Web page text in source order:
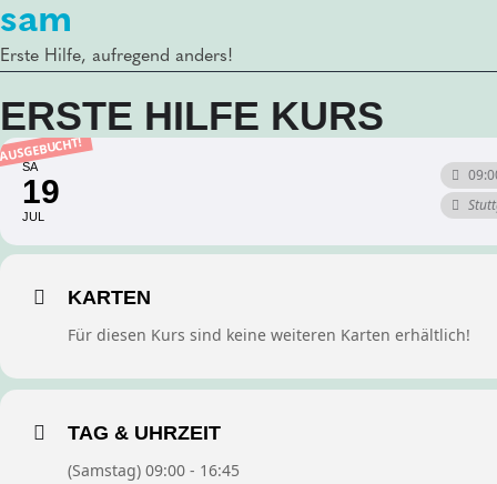
sam
Erste Hilfe, aufregend anders!
ERSTE HILFE KURS
SA
19
JUL
KARTEN
Für diesen Kurs sind keine weiteren Karten erhältlich!
TAG & UHRZEIT
(Samstag) 09:00 - 16:45